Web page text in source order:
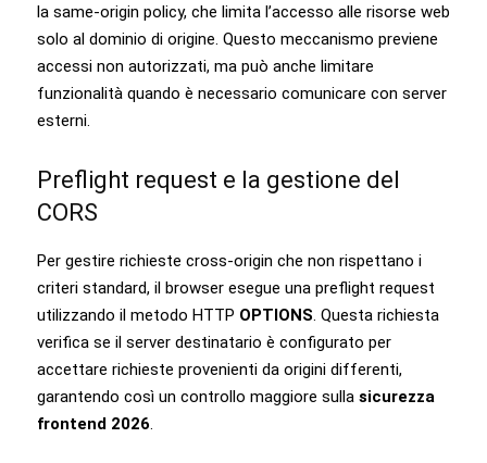
la same-origin policy, che limita l’accesso alle risorse web
solo al dominio di origine. Questo meccanismo previene
accessi non autorizzati, ma può anche limitare
funzionalità quando è necessario comunicare con server
esterni.
Preflight request e la gestione del
CORS
Per gestire richieste cross-origin che non rispettano i
criteri standard, il browser esegue una preflight request
utilizzando il metodo HTTP OPTIONS . Questa richiesta
verifica se il server destinatario è configurato per
accettare richieste provenienti da origini differenti,
garantendo così un controllo maggiore sulla sicurezza
frontend 2026